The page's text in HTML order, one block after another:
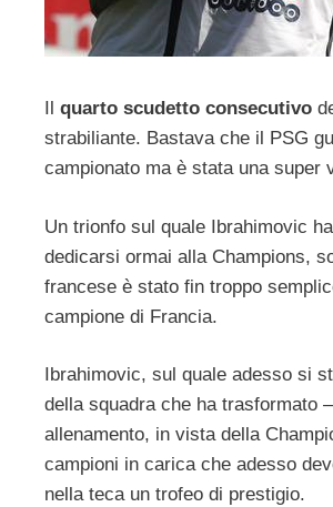
quarto scudetto consecutivo
strabiliante. Bastava che il PSG
campionato ma è stata una super
Un trionfo sul quale Ibrahimovic
dedicarsi ormai alla Champions,
francese è stato fin troppo
campione di Francia.
Ibrahimovic, sul quale adesso si
della squadra che ha trasformato
allenamento, in vista della
campioni in carica che adesso
nella teca un trofeo di prestigio.